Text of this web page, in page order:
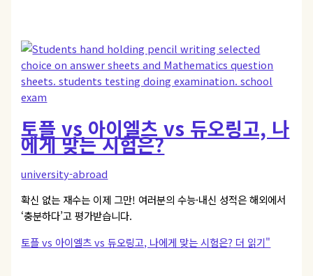
토플 vs 아이엘츠 vs 듀오링고, 나
에게 맞는 시험은?
university-abroad
확신 없는 재수는 이제 그만! 여러분의 수능·내신 성적은 해외에서
‘충분하다’고 평가받습니다.
토플 vs 아이엘츠 vs 듀오링고, 나에게 맞는 시험은? 더 읽기"